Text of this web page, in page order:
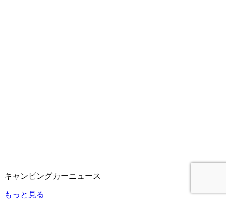
キャンピングカーニュース
もっと見る